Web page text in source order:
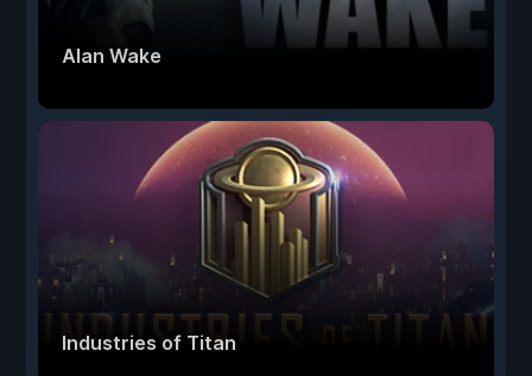
Alan Wake
Industries of Titan